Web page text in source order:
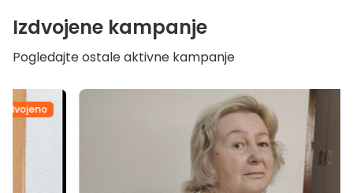
Izdvojene kampanje
Pogledajte ostale aktivne kampanje
Izdvojeno